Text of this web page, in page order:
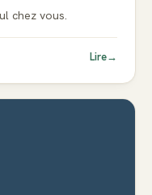
chez vous.
Lire→